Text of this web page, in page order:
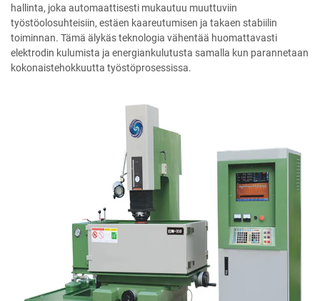
hallinta, joka automaattisesti mukautuu muuttuviin
työstöolosuhteisiin, estäen kaareutumisen ja takaen stabiilin
toiminnan. Tämä älykäs teknologia vähentää huomattavasti
elektrodin kulumista ja energiankulutusta samalla kun parannetaan
kokonaistehokkuutta työstöprosessissa.